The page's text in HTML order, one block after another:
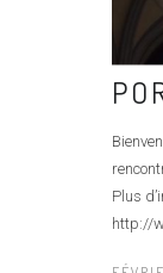
Plus
http://